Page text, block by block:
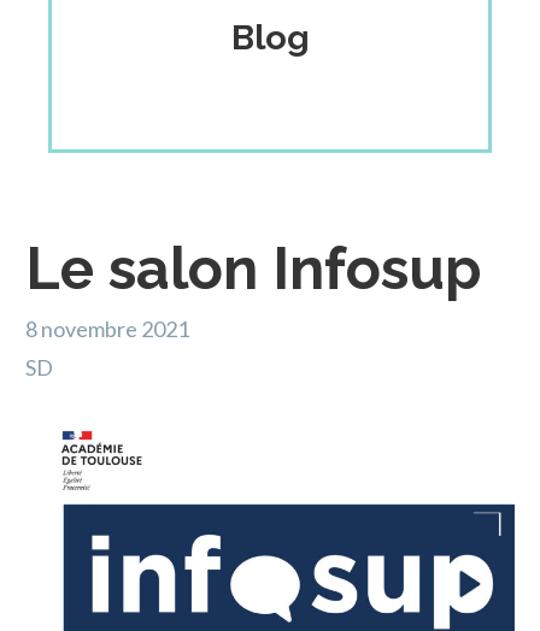
Blog
Le salon Infosup
8 novembre 2021
SD